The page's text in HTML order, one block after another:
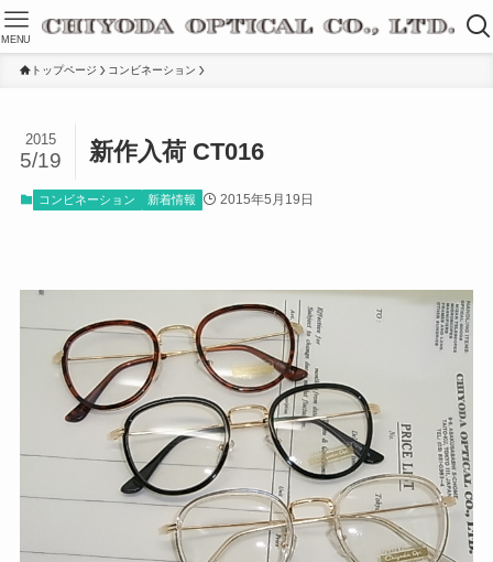
MENU
トップページ コンビネーション
新作入荷 CT016
2015
5/19
コンビネーション 新着情報 2015年5月19日